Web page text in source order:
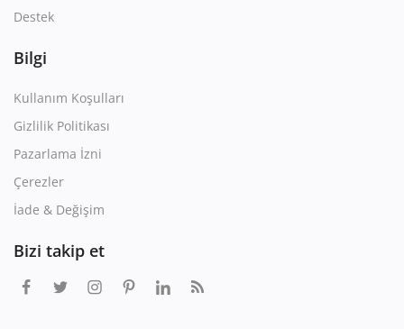
Destek
Bilgi
Kullanım Koşulları
Gizlilik Politikası
Pazarlama İzni
Çerezler
İade & Değişim
Bizi takip et